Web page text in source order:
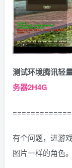
测试环境腾讯轻
务器2H4G
有个问题，进游
图片一样的角色。